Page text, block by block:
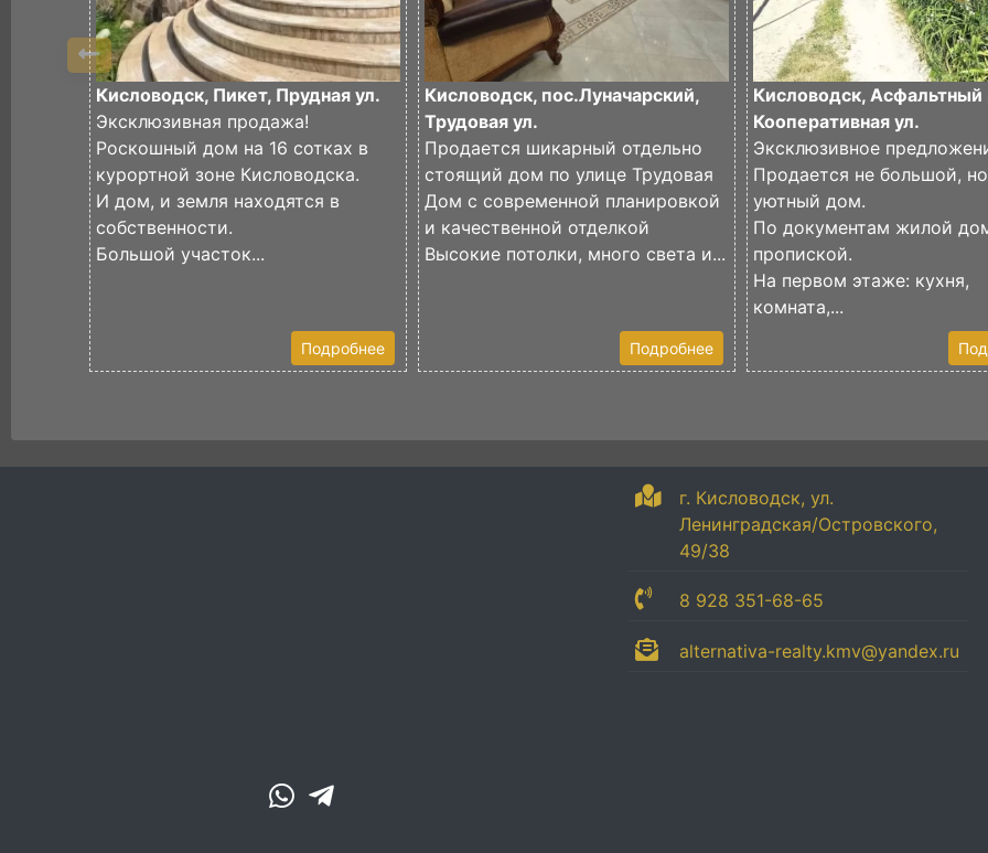
Кисловодск, Пикет, Прудная ул.
Эксклюзивная продажа!
Роскошный дом на 16 сотках в
курортной зоне Кисловодска.
И дом, и земля находятся в
собственности.
Большой участок...
Подробнее
Кисловодск, пос.Луначарский,
Трудовая ул.
Продается шикарный отдельно
стоящий дом по улице Трудовая
Дом с современной планировкой
и качественной отделкой
Высокие потолки, много света и...
Подробнее
Кисловодск, Асфальтный
Кооперативная ул.
Эксклюзивное
Продается не большой,
уютный дом.
По документам жилой
пропиской.
На первом этаже: кухня,
комната,...
г. Кисловодск, ул.
Ленинградская/Островского,
49/38
8 928 351-68-65
alternativa-realty.kmv@yandex.ru